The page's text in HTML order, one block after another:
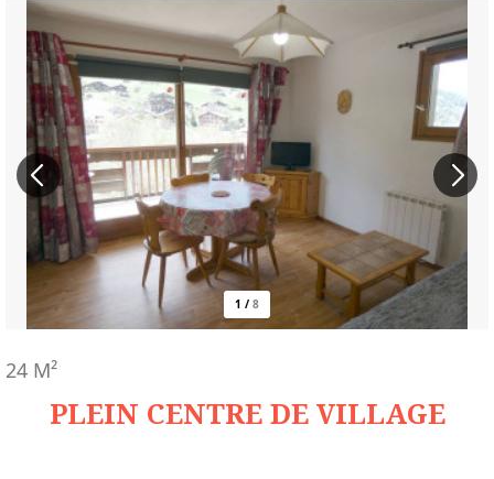
1 / 8
PLEIN CENTRE DE VILLAGE
24 M²